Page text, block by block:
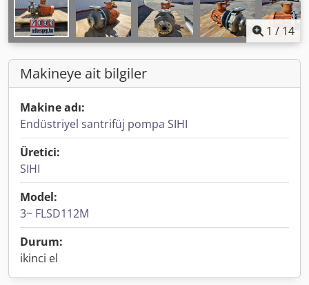
1 / 14
Makineye ait bilgiler
Makine adı:
Endüstriyel santrifüj pompa SIHI
Üretici:
SIHI
Model:
3~ FLSD112M
Durum:
ikinci el